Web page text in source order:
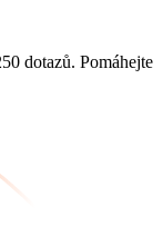
dotazů. Pomáhejte